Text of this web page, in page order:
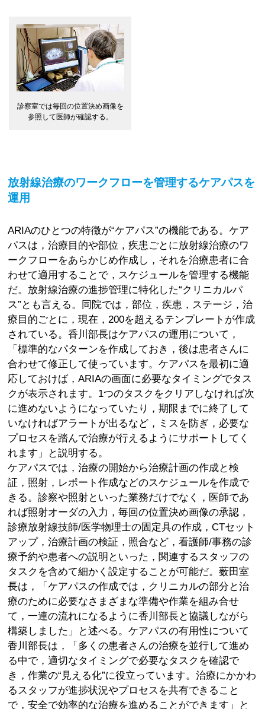
診察室では毎回の位置決め画像を
参照して医師が確認する。
放射線治療のワークフローを管理するケアパスを
運用
ARIAのひとつの特徴が“ケアパス”の機能である。ケア
パスは，治療目的や部位，疾患ごとに放射線治療のワ
ークフローをあらかじめ作成し，それを治療患者に合
わせて適用することで，スケジュールを管理する機能
だ。放射線治療の進捗管理に特化した“クリニカルパ
ス”とも言える。同院では，部位，疾患，ステージ，治
療目的ごとに，現在，200を超えるテンプレートが作成
されている。香川部長はケアパスの運用について，
「標準的なパターンを作成しておき，後は患者さんに
合わせて修正して使っています。ケアパスを最初に適
応しておけば，ARIAの画面に必要なタイミングでタス
クが表示されます。1つのタスクをクリアしなければ次
に進めないようになっていたり，期限までに終了して
いなければアラートが出るなど，ミスを防ぎ，必要な
プロセスを踏んで治療が行えるようにサポートしてく
れます」と説明する。
ケアパスでは，治療の開始から治療計画の作成と検
証，照射，レポート作成などのスケジュールを作成で
きる。診察や照射といった業務だけでなく，医師であ
れば照射オーダの入力，毎回の位置決め画像の承認，
診療放射線技師/医学物理士の固定具の作成，CTセット
アップ，治療計画の検証，照合など，看護師/事務の診
療予約や患者への説明といった，関連するスタッフの
タスクを含めて細かく設定することが可能だ。薮田室
長は，「ケアパスの作成では，クリニカルの部分と治
療のために必要なさまざまな準備や作業を組み合せ
て，一連の流れになるように香川部長と協議しながら
構築しました」と述べる。ケアパスの有用性について
香川部長は，「多くの患者さんの治療を並行して進め
る中で，適切なタイミングで必要なタスクを確認で
き，作業の“見える化”に役立っています。治療にかかわ
るスタッフが進捗状況やプロセスを共有できること
で，安全で効率的な治療を進めることができます」と